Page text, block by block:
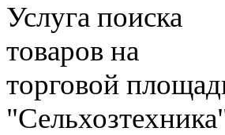
Услуга поиска
товаров на
торговой